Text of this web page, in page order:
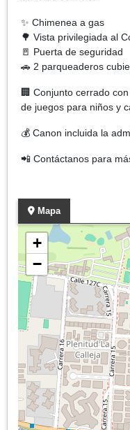
✨ Chimenea a gas
🌳 Vista privilegiada al
🚪 Puerta de seguridad
🚗 2 parqueaderos
🏢 Conjunto cerrado
de juegos para niños y
💰 Canon incluida la
📲 Contáctanos para
Mapa
+
−